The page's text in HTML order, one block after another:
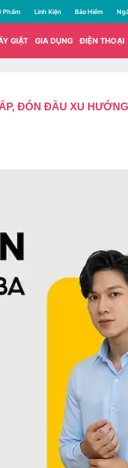
Phẩm Linh Kiện Bảo Hiểm
GIẶT GIA DỤNG ĐIỆN THOẠI
ĐÓN ĐẦU XU